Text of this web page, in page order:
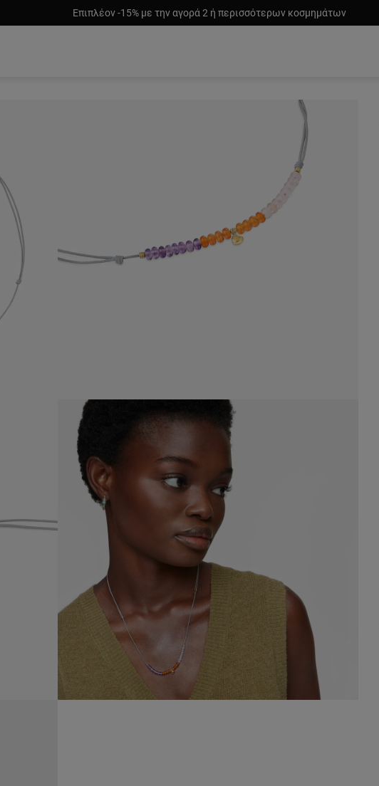
Επιπλέον -15% με την αγορά 2 ή περισσότερων κοσμημάτων